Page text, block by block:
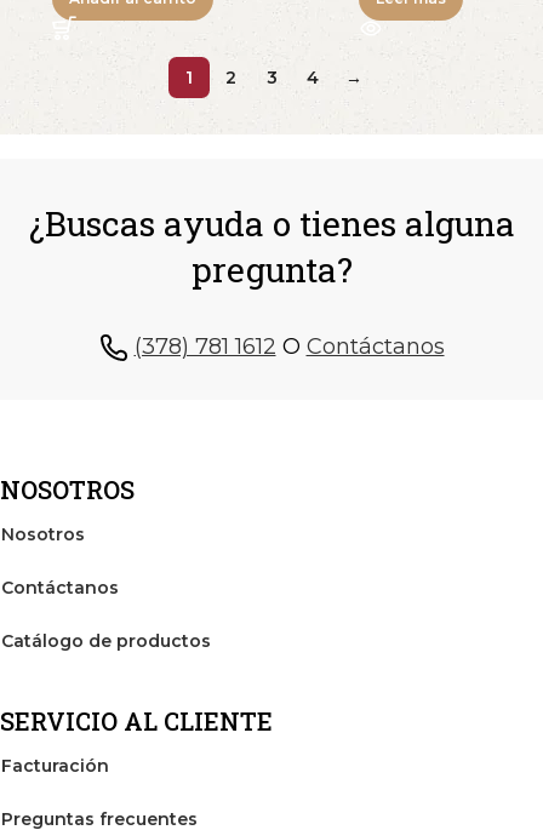
1 2 3 4 →
¿Buscas ayuda o tienes alguna
pregunta?
(378) 781 1612 O Contáctanos
NOSOTROS
Nosotros
Contáctanos
Catálogo de productos
SERVICIO AL CLIENTE
Facturación
Preguntas frecuentes